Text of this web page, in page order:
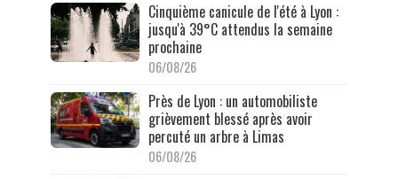
Cinquième canicule de l'été à Lyon :
jusqu'à 39°C attendus la semaine
prochaine
06/08/26
Près de Lyon : un automobiliste
grièvement blessé après avoir
percuté un arbre à Limas
06/08/26